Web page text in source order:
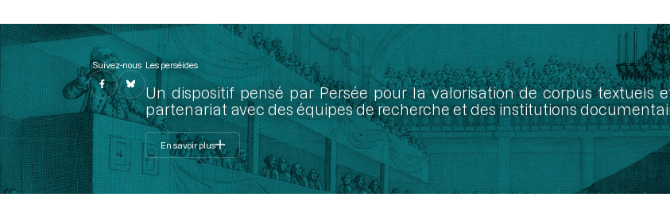
Suivez-nous Les perséides
Un dispositif pensé par Persée pour la valorisation de corpus textuels
partenariat avec des équipes de recherche et des institutions
En savoir plus